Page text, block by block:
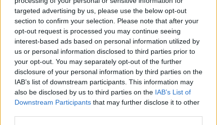
targeted advertising by us, please use the below opt-out
section to confirm your selection. Please note that after your
opt-out request is processed you may continue seeing
interest-based ads based on personal information utilized by
us or personal information disclosed to third parties prior to
your opt-out. You may separately opt-out of the further
disclosure of your personal information by third parties on the
IAB’s list of downstream participants. This information may
also be disclosed by us to third parties on the IAB’s List of
Downstream Participants that may further disclose it to other
Προηγούμενο άρθρο
Γιατί κλαίμε κατά τη διάρκεια ή
μετά το σeξ;
Πριν μία ώρα μαθεύτηκε και
επίσημα: Κακά μαντάτα για τους
Έλληνες που είναι κάτω των 65
χρονών